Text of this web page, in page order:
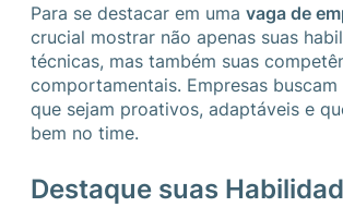
Para se destacar em uma vaga de
crucial mostrar não apenas suas
técnicas, mas também suas
comportamentais. Empresas
que sejam proativos, adaptáveis e
bem no time.
Destaque suas